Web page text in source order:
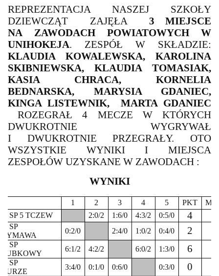
REPREZENTACJA NASZEJ SZKOŁY
DZIEWCZĄT
ZAJĘŁA
3 MIEJSCE
NA ZAWODACH POWIATOWYCH W
UNIHOKEJA. ZESPÓŁ W SKŁADZIE:
KLAUDIA KOWALEWSKA, KAROLINA
SKIBNIEWSKA, KLAUDIA TOMASIAK,
KASIA CHRACA, KORNELIA
BEDNARSKA, MARYSIA GDANIEC,
KINGA LISTEWNIK,
MARTA GDANIEC
ROZEGRAŁ 4 MECZE W KTÓRYCH
DWUKROTNIE WYGRYWAŁ
I DWUKROTNIE PRZEGRAŁY. OTO
WSZYSTKIE WYNIKI I MIEJSCA
ZESPOŁÓW UZYSKANE W ZAWODACH :
WYNIKI
1 2 3 4 5 PKT
1. SP 5 TCZEW
2:0/2 1:6/0 4:3/2 0:5/0 4
2. SP
TYMAWA
0:2/0 2:4/0 1:0/2 0:4/0 2
3. SP
SUBKOWY
6:1/2 4:2/2 6:0/2 1:3/0 6
4. SP
TURZE
3:4/0 0:1/0 0:6/0 0:3/0 0